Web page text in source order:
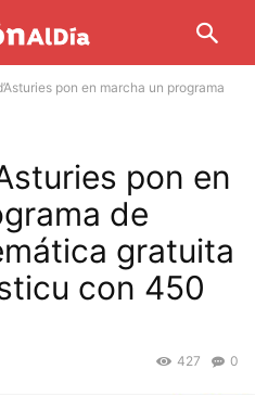
pon en marcha un programa
pon en
de
gratuita
con 450
0
427